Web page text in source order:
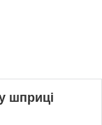
шприці